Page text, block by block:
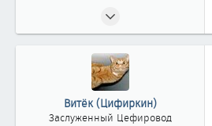
3
Витёк (Цифиркин)
Заслуженный Цефировод